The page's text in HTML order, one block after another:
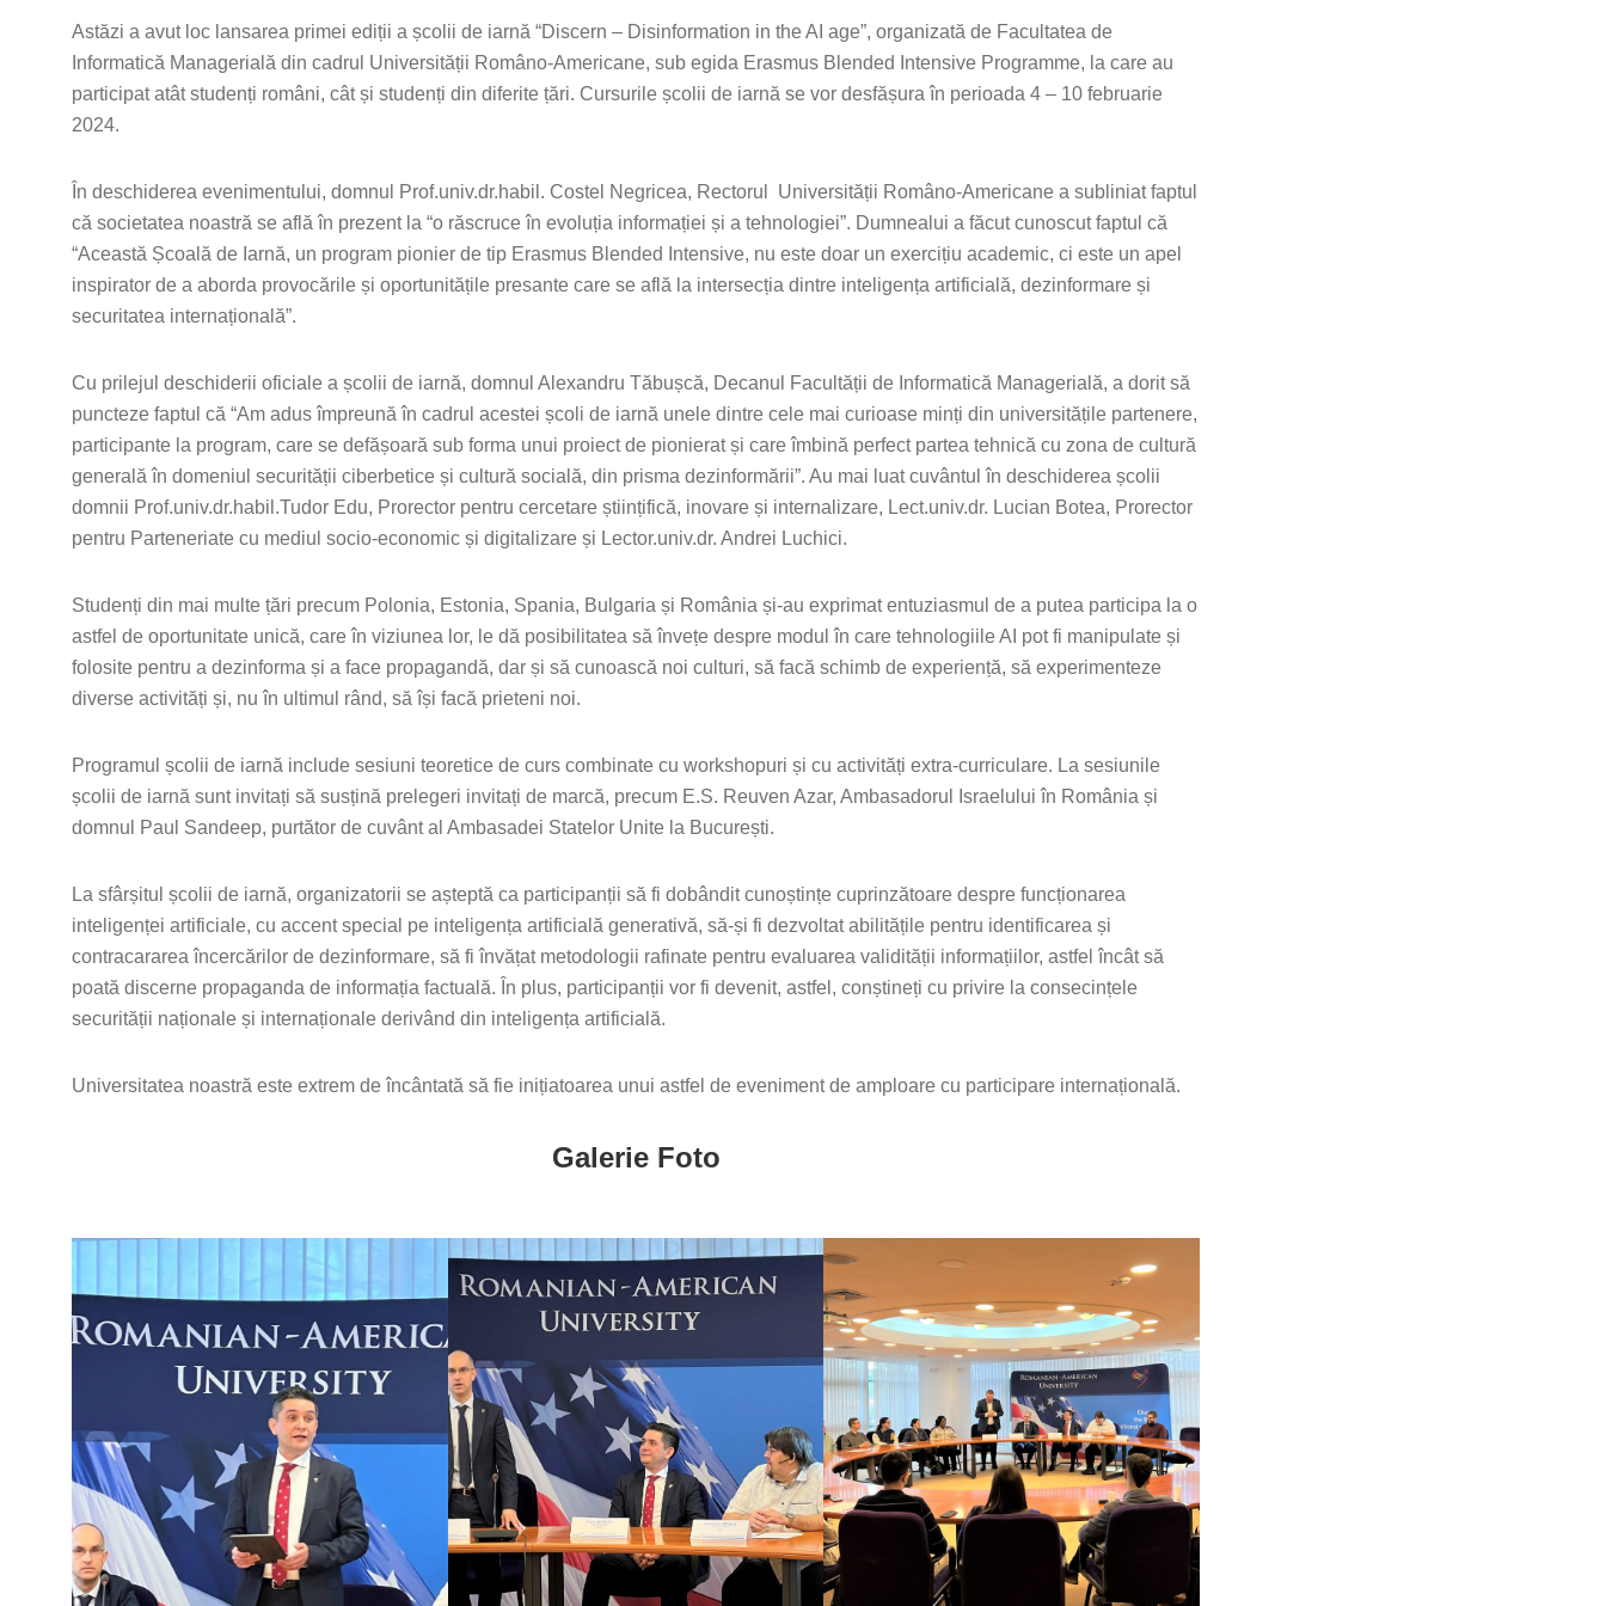
Astăzi a avut loc lansarea primei ediții a școlii de iarnă “Discern – Disinformation in the AI age”, organizată de Facultatea de
Informatică Managerială din cadrul Universității Româno-Americane, sub egida Erasmus Blended Intensive Programme, la care au
participat atât studenți români, cât și studenți din diferite țări. Cursurile școlii de iarnă se vor desfășura în perioada 4 – 10 februarie
2024.
În deschiderea evenimentului, domnul Prof.univ.dr.habil. Costel Negricea, Rectorul Universității Româno-Americane a subliniat faptul
că societatea noastră se află în prezent la “o răscruce în evoluția informației și a tehnologiei”. Dumnealui a făcut cunoscut faptul că
“Această Școală de Iarnă, un program pionier de tip Erasmus Blended Intensive, nu este doar un exercițiu academic, ci este un apel
inspirator de a aborda provocările și oportunitățile presante care se află la intersecția dintre inteligența artificială, dezinformare și
securitatea internațională”.
Cu prilejul deschiderii oficiale a școlii de iarnă, domnul Alexandru Tăbușcă, Decanul Facultății de Informatică Managerială, a dorit să
puncteze faptul că “Am adus împreună în cadrul acestei școli de iarnă unele dintre cele mai curioase minți din universitățile partenere,
participante la program, care se defășoară sub forma unui proiect de pionierat și care îmbină perfect partea tehnică cu zona de cultură
generală în domeniul securității ciberbetice și cultură socială, din prisma dezinformării”. Au mai luat cuvântul în deschiderea școlii
domnii Prof.univ.dr.habil.Tudor Edu, Prorector pentru cercetare științifică, inovare și internalizare, Lect.univ.dr. Lucian Botea, Prorector
pentru Parteneriate cu mediul socio-economic și digitalizare și Lector.univ.dr. Andrei Luchici.
Studenți din mai multe țări precum Polonia, Estonia, Spania, Bulgaria și România și-au exprimat entuziasmul de a putea participa la o
astfel de oportunitate unică, care în viziunea lor, le dă posibilitatea să învețe despre modul în care tehnologiile AI pot fi manipulate și
folosite pentru a dezinforma și a face propagandă, dar și să cunoască noi culturi, să facă schimb de experiență, să experimenteze
diverse activități și, nu în ultimul rând, să își facă prieteni noi.
Programul școlii de iarnă include sesiuni teoretice de curs combinate cu workshopuri și cu activități extra-curriculare. La sesiunile
școlii de iarnă sunt invitați să susțină prelegeri invitați de marcă, precum E.S. Reuven Azar, Ambasadorul Israelului în România și
domnul Paul Sandeep, purtător de cuvânt al Ambasadei Statelor Unite la București.
La sfârșitul școlii de iarnă, organizatorii se așteptă ca participanții să fi dobândit cunoștințe cuprinzătoare despre funcționarea
inteligenței artificiale, cu accent special pe inteligența artificială generativă, să-și fi dezvoltat abilitățile pentru identificarea și
contracararea încercărilor de dezinformare, să fi învățat metodologii rafinate pentru evaluarea validității informațiilor, astfel încât să
poată discerne propaganda de informația factuală. În plus, participanții vor fi devenit, astfel, conștineți cu privire la consecințele
securității naționale și internaționale derivând din inteligența artificială.
Universitatea noastră este extrem de încântată să fie inițiatoarea unui astfel de eveniment de amploare cu participare internațională.
Galerie Foto